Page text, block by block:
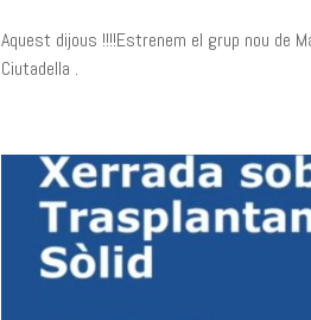
Aquest dijous !!!!Estrenem el grup nou de
Ciutadella .